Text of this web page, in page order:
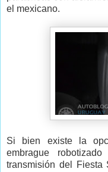
el mexicano.
Si bien existe la
embrague
transmisión del